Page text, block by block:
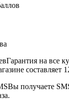
Гарантия на все
составляет
Вы получаете